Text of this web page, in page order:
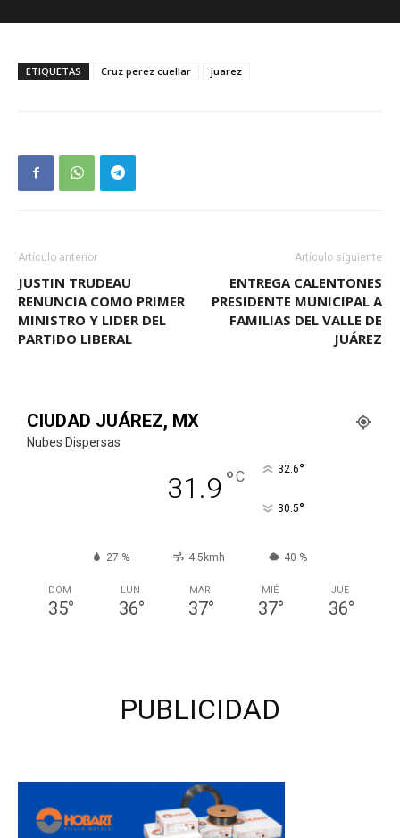
ETIQUETAS Cruz perez cuellar juarez
Artículo anterior
JUSTIN TRUDEAU
RENUNCIA COMO PRIMER
MINISTRO Y LIDER DEL
PARTIDO LIBERAL
Artículo siguiente
ENTREGA CALENTONES
PRESIDENTE MUNICIPAL A
FAMILIAS DEL VALLE DE
JUÁREZ
CIUDAD JUÁREZ, MX
Nubes Dispersas
31.9 °C 32.6°
30.5°
27 % 4.5kmh 40 %
DOM
35°
LUN
36°
MAR
37°
MIÉ
37°
JUE
36°
PUBLICIDAD